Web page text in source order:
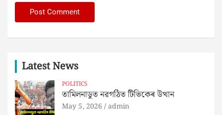
Latest News
POLITICS
তামিলনাডুত নৱগঠিত টিভিকেৰ উত্থান
May 5, 2026 admin